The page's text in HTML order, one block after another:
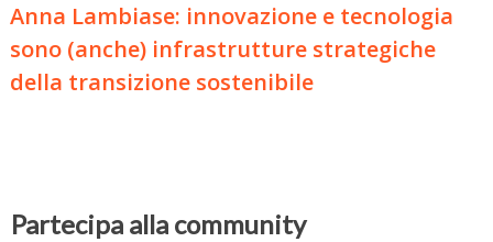
Anna Lambiase: innovazione e tecnologia
sono (anche) infrastrutture strategiche
della transizione sostenibile
Partecipa alla community